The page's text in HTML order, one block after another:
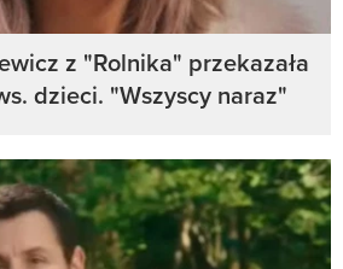
z "Rolnika" przekazała
dzieci. "Wszyscy naraz"